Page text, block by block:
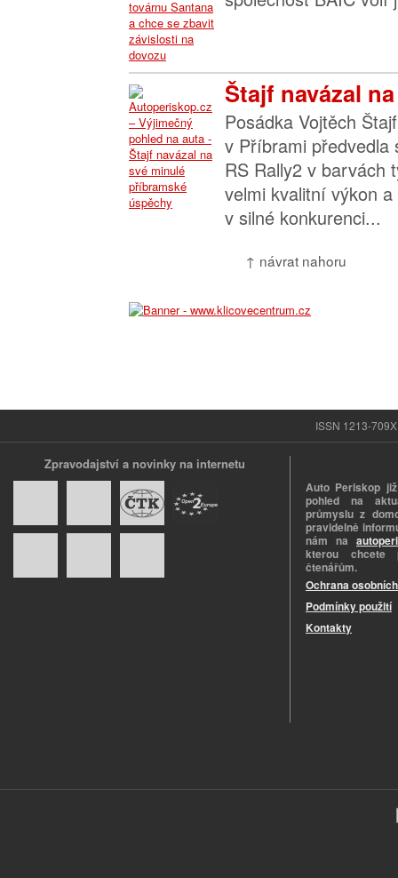
Štajf navázal
Posádka Vojtěch
v Příbrami předvedla
RS Rally2 v barvách
velmi kvalitní výkon
v silné konkurenci...
↑ návrat nahoru
ISSN 1213-
Zpravodajství a novinky na internetu
Auto Periskop
pohled na
průmyslu z
pravidelně
nám na
kterou chcete
čtenářům.
Ochrana
Podmínky použití
Kontakty